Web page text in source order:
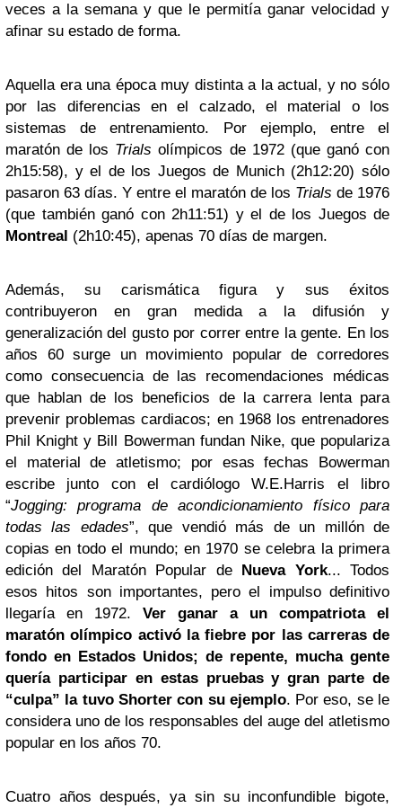
veces a la semana y que le permitía ganar velocidad y
afinar su estado de forma.
Aquella era una época muy distinta a la actual, y no sólo
por las diferencias en el calzado, el material o los
sistemas de entrenamiento. Por ejemplo, entre el
maratón de los Trials olímpicos de 1972 (que ganó con
2h15:58), y el de los Juegos de Munich (2h12:20) sólo
pasaron 63 días. Y entre el maratón de los Trials de 1976
(que también ganó con 2h11:51) y el de los Juegos de
Montreal (2h10:45), apenas 70 días de margen.
Además, su carismática figura y sus éxitos
contribuyeron en gran medida a la difusión y
generalización del gusto por correr entre la gente. En los
años 60 surge un movimiento popular de corredores
como consecuencia de las recomendaciones médicas
que hablan de los beneficios de la carrera lenta para
prevenir problemas cardiacos; en 1968 los entrenadores
Phil Knight y Bill Bowerman fundan Nike, que populariza
el material de atletismo; por esas fechas Bowerman
escribe junto con el cardiólogo W.E.Harris el libro
“Jogging: programa de acondicionamiento físico para
todas las edades”, que vendió más de un millón de
copias en todo el mundo; en 1970 se celebra la primera
edición del Maratón Popular de Nueva York... Todos
esos hitos son importantes, pero el impulso definitivo
llegaría en 1972. Ver ganar a un compatriota el
maratón olímpico activó la fiebre por las carreras de
fondo en Estados Unidos; de repente, mucha gente
quería participar en estas pruebas y gran parte de
“culpa” la tuvo Shorter con su ejemplo. Por eso, se le
considera uno de los responsables del auge del atletismo
popular en los años 70.
Cuatro años después, ya sin su inconfundible bigote,